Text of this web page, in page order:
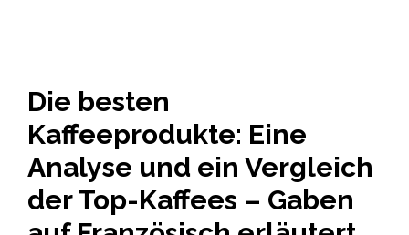
Die besten
Kaffeeprodukte: Eine
Analyse und ein Vergleich
der Top-Kaffees – Gaben